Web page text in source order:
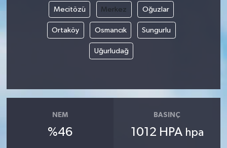
Mecitözü Merkez Oğuzlar
Ortaköy Osmancık Sungurlu
Uğurludağ
NEM
%46
BASINÇ
1012 HPA hpa